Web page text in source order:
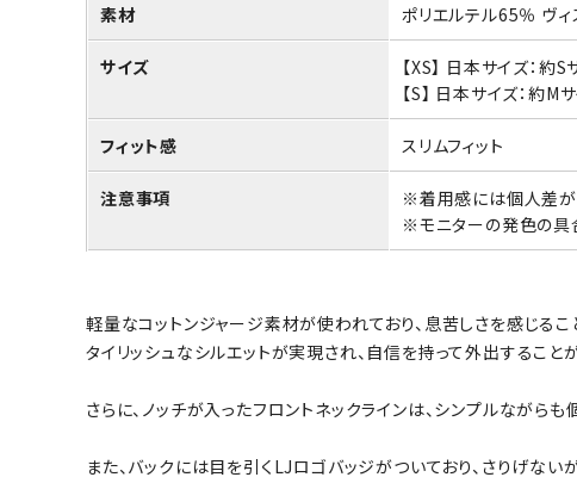
素材 ポリエルテル65％ ヴ
サイズ
【XS】 日本サイズ：
【S】 日本サイズ：約
フィット感 スリムフィット
注意事項
※着用感には個人差が
※モニターの発色の具
軽量なコットンジャージ素材が使われており、息苦しさを感じるこ
タイリッシュなシルエットが実現され、自信を持って外出することが
さらに、ノッチが入ったフロントネックラインは、シンプルながら
また、バックには目を引くLJロゴバッジがついており、さりげない